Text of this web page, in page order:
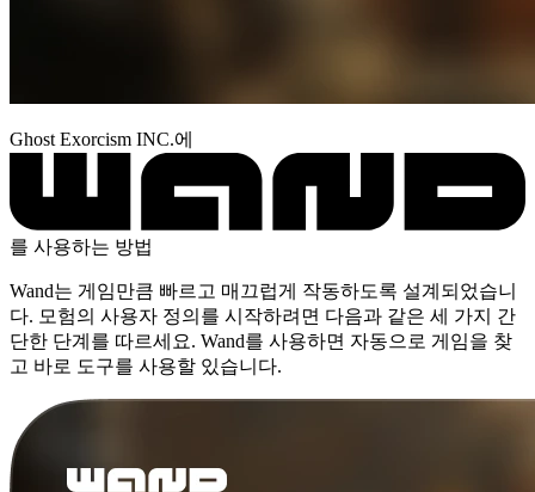
Ghost Exorcism INC.에
를 사용하는 방법
Wand는 게임만큼 빠르고 매끄럽게 작동하도록 설계되었습니
다. 모험의 사용자 정의를 시작하려면 다음과 같은 세 가지 간
단한 단계를 따르세요. Wand를 사용하면 자동으로 게임을 찾
고 바로 도구를 사용할 있습니다.